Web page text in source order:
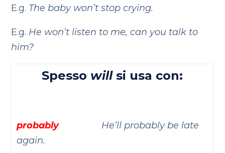
E.g. The baby won’t stop crying.
E.g. He won’t listen to me, can you talk to
him?
Spesso willsi usa con:
probably
He’ll probably be late
again.